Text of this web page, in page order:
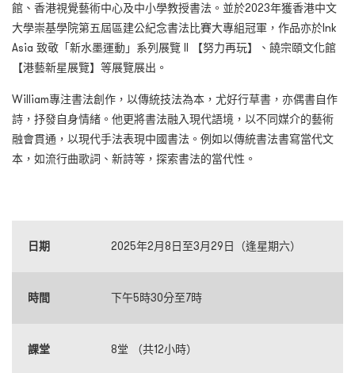
館、香港視覺藝術中心及中小學教授書法。並於2023年獲香港中文
大學崇基學院第五屆區建公紀念書法比賽大專組冠軍，作品亦於Ink
Asia 致敬「新水墨運動」系列展覽 II 【努力再玩】、饒宗頤文化館
【港藝新星展覽】等展覽展出。
William專注書法創作，以傳統技法為本，尤好行草書，亦偶書自作
詩，抒發自身情緒。他更將書法融入現代語境，以不同媒介的藝術
融會貫通，以現代手法表現中國書法。例如以傳統書法書寫當代文
本，如流行曲歌詞、新詩等，探索書法的當代性。
日期 2025年2月8日至3月29日（逢星期六）
時間 下午5時30分至7時
課堂 8堂 （共12小時）